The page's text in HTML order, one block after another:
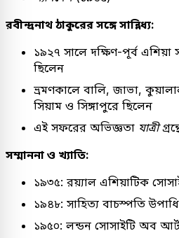
রবীন্দ্রনাথ ঠাকুরের সঙ্গে সান্নিধ্য:
১৯২৭ সালে দক্ষিণ-পূর্ব এশিয়া
ছিলেন
ভ্রমণকালে বালি, জাভা,
সিয়াম ও সিঙ্গাপুরে ছিলেন
এই সফরের অভিজ্ঞতা যাত্রী
সম্মাননা ও খ্যাতি:
১৯৩৫: রয়্যাল এশিয়াটিক
১৯৪৮: সাহিত্য বাচস্পতি উপাধি
১৯৫০: লন্ডন সোসাইটি অব